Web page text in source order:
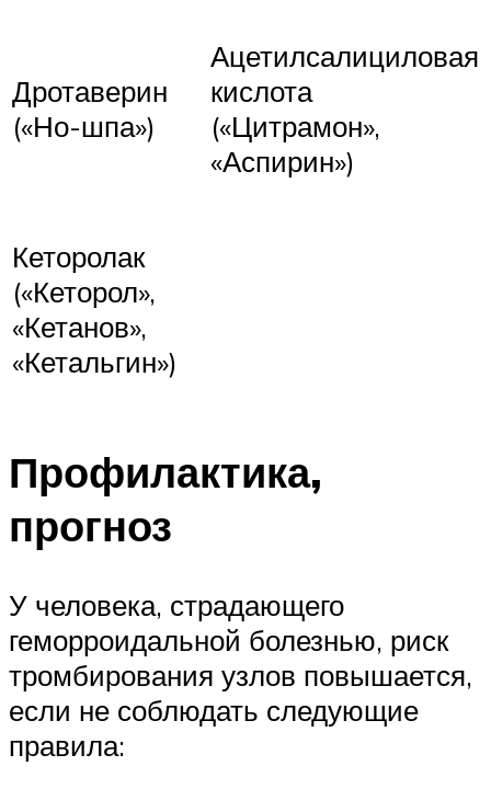
Дротаверин
(«Но-шпа»)
Ацетилсалициловая
кислота
(«Цитрамон»,
«Аспирин»)
Кеторолак
(«Кеторол»,
«Кетанов»,
«Кетальгин»)
Профилактика,
прогноз
У человека, страдающего
геморроидальной болезнью, риск
тромбирования узлов повышается,
если не соблюдать следующие
правила: